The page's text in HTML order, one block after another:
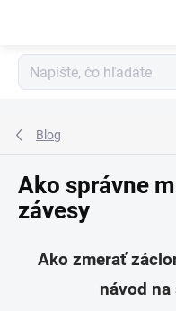
obsah
Blog
Ako správne
závesy
Ako zmerať
návod na